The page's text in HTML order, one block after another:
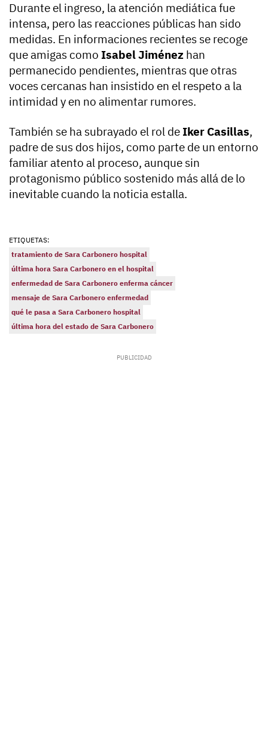
Durante el ingreso, la atención mediática fue
intensa, pero las reacciones públicas han sido
medidas. En informaciones recientes se recoge
que amigas como Isabel Jiménez han
permanecido pendientes, mientras que otras
voces cercanas han insistido en el respeto a la
intimidad y en no alimentar rumores.
También se ha subrayado el rol de Iker Casillas,
padre de sus dos hijos, como parte de un entorno
familiar atento al proceso, aunque sin
protagonismo público sostenido más allá de lo
inevitable cuando la noticia estalla.
ETIQUETAS:
tratamiento de Sara Carbonero hospital
última hora Sara Carbonero en el hospital
enfermedad de Sara Carbonero enferma cáncer
mensaje de Sara Carbonero enfermedad
qué le pasa a Sara Carbonero hospital
última hora del estado de Sara Carbonero